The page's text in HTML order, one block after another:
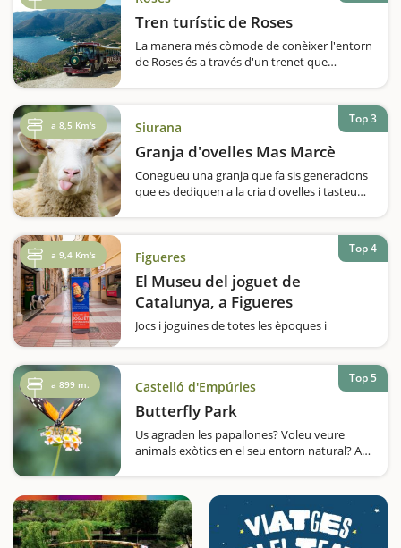
Tren turístic de Roses
La manera més còmode de conèixer l'entorn
de Roses és a través d'un trenet que
visitar l'entorn de Roses, sobretot…
a 8,5 Km's Siurana
Granja d'ovelles Mas Marcè
Conegueu una granja que fa sis generacions
que es dediquen a la cria d'ovelles i tasteu
conèixer Mas Marcè, una granja…
Top 3
a 9,4 Km's Figueres
El Museu del joguet de
Catalunya, a Figueres
Jocs i joguines de totes les èpoques i
museu, però segur que en aquest cas us hi
acompanyen encantats.…
Top 4
a 899 m. Castelló d'Empúries
Butterfly Park
Us agraden les papallones? Voleu veure
animals exòtics en el seu entorn natural? A
on podreu observar, entre molts d'altres, la
papallona i el colom més…
Top 5